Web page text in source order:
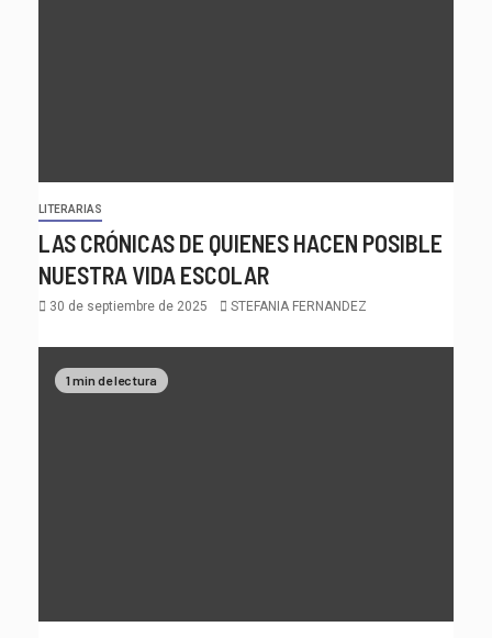
LITERARIAS
LAS CRÓNICAS DE QUIENES HACEN POSIBLE
NUESTRA VIDA ESCOLAR
30 de septiembre de 2025 STEFANIA FERNANDEZ
1 min de lectura